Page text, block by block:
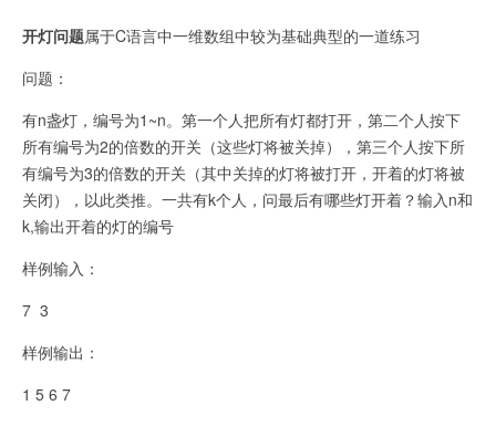
		sumb+=r[d];
    printf("%d %d",suma,sumb);
    return 0;
版
剪
刀
布
开灯问题属于C语言中一维数组中较为基础典型的一道练习
问题：
有n盏灯，编号为1~n。第一个人把所有灯都打开，第二个人按下
所有编号为2的倍数的开关（这些灯将被关掉），第三个人按下所
有编号为3的倍数的开关（其中关掉的灯将被打开，开着的灯将被
关闭），以此类推。一共有k个人，问最后有哪些灯开着？输入n和
k,输出开着的灯的编号
样例输入：
7 3
样例输出：
1 5 6 7